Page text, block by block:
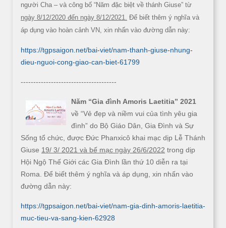
người Cha – và công bố “Năm đặc biệt về thánh Giuse” từ
ngày 8/12/2020 đến ngày 8/12/2021.
Để biết thêm ý nghĩa và
áp dụng vào hoàn cảnh VN, xin nhấn vào đường dẫn này:
https://tgpsaigon.net/bai-viet/nam-thanh-giuse-nhung-
dieu-nguoi-cong-giao-can-biet-61799
--------------------------------------
Năm “Gia đình Amoris Laetitia” 2021
về “Vẻ đẹp và niềm vui của tình yêu gia
đình” do Bộ Giáo Dân, Gia Đình và Sự
Sống tổ chức, được Đức Phanxicô khai mạc dịp Lễ Thánh
Giuse 19/ 3/ 2021 và bế mạc ngày 26/6/2022 trong dịp
Hội Ngộ Thế Giới các Gia Đình lần thứ 10 diễn ra tại
Roma. Để biết thêm ý nghĩa và áp dụng, xin nhấn vào
đường dẫn này:
https://tgpsaigon.net/bai-viet/nam-gia-dinh-amoris-laetitia-
muc-tieu-va-sang-kien-62928